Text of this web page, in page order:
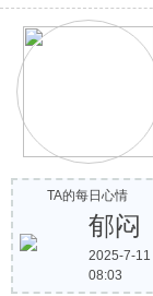
TA的每日心情
郁闷
2025-7-11
08:03